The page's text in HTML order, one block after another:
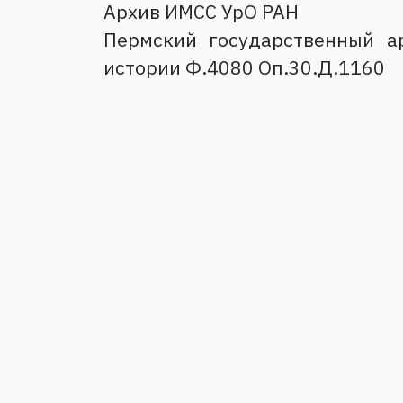
Архив ИМСС УрО РАН
Пермский государственный
истории Ф.4080 Оп.30.Д.1160